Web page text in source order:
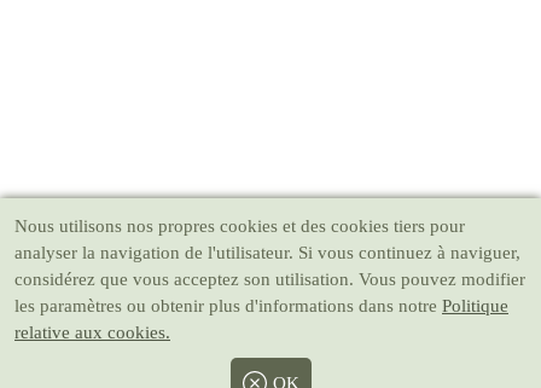
Nous utilisons nos propres cookies et des cookies tiers pour
analyser la navigation de l'utilisateur. Si vous continuez à naviguer,
considérez que vous acceptez son utilisation. Vous pouvez modifier
les paramètres ou obtenir plus d'informations dans notre Politique
relative aux cookies.
OK